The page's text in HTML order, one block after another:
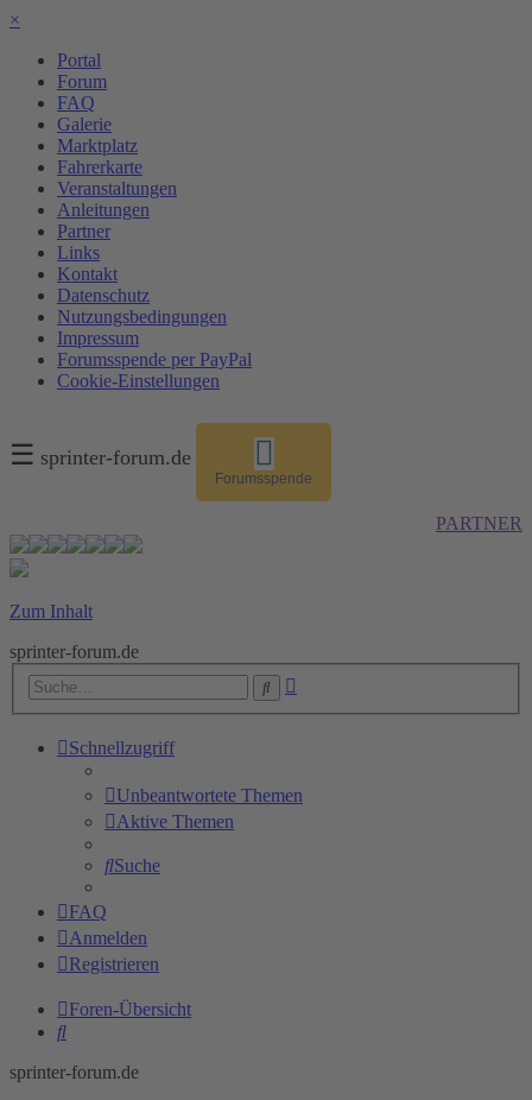
×
Portal
Forum
FAQ
Galerie
Marktplatz
Fahrerkarte
Veranstaltungen
Anleitungen
Partner
Links
Kontakt
Datenschutz
Nutzungsbedingungen
Impressum
Forumsspende per PayPal
Cookie-Einstellungen
☰ sprinter-forum.de
Forumsspende
PARTNER
Zum Inhalt
sprinter-forum.de
Suche
Schnellzugriff
Unbeantwortete Themen
Aktive Themen
Suche
FAQ
Anmelden
Registrieren
Foren-Übersicht
Suche
sprinter-forum.de